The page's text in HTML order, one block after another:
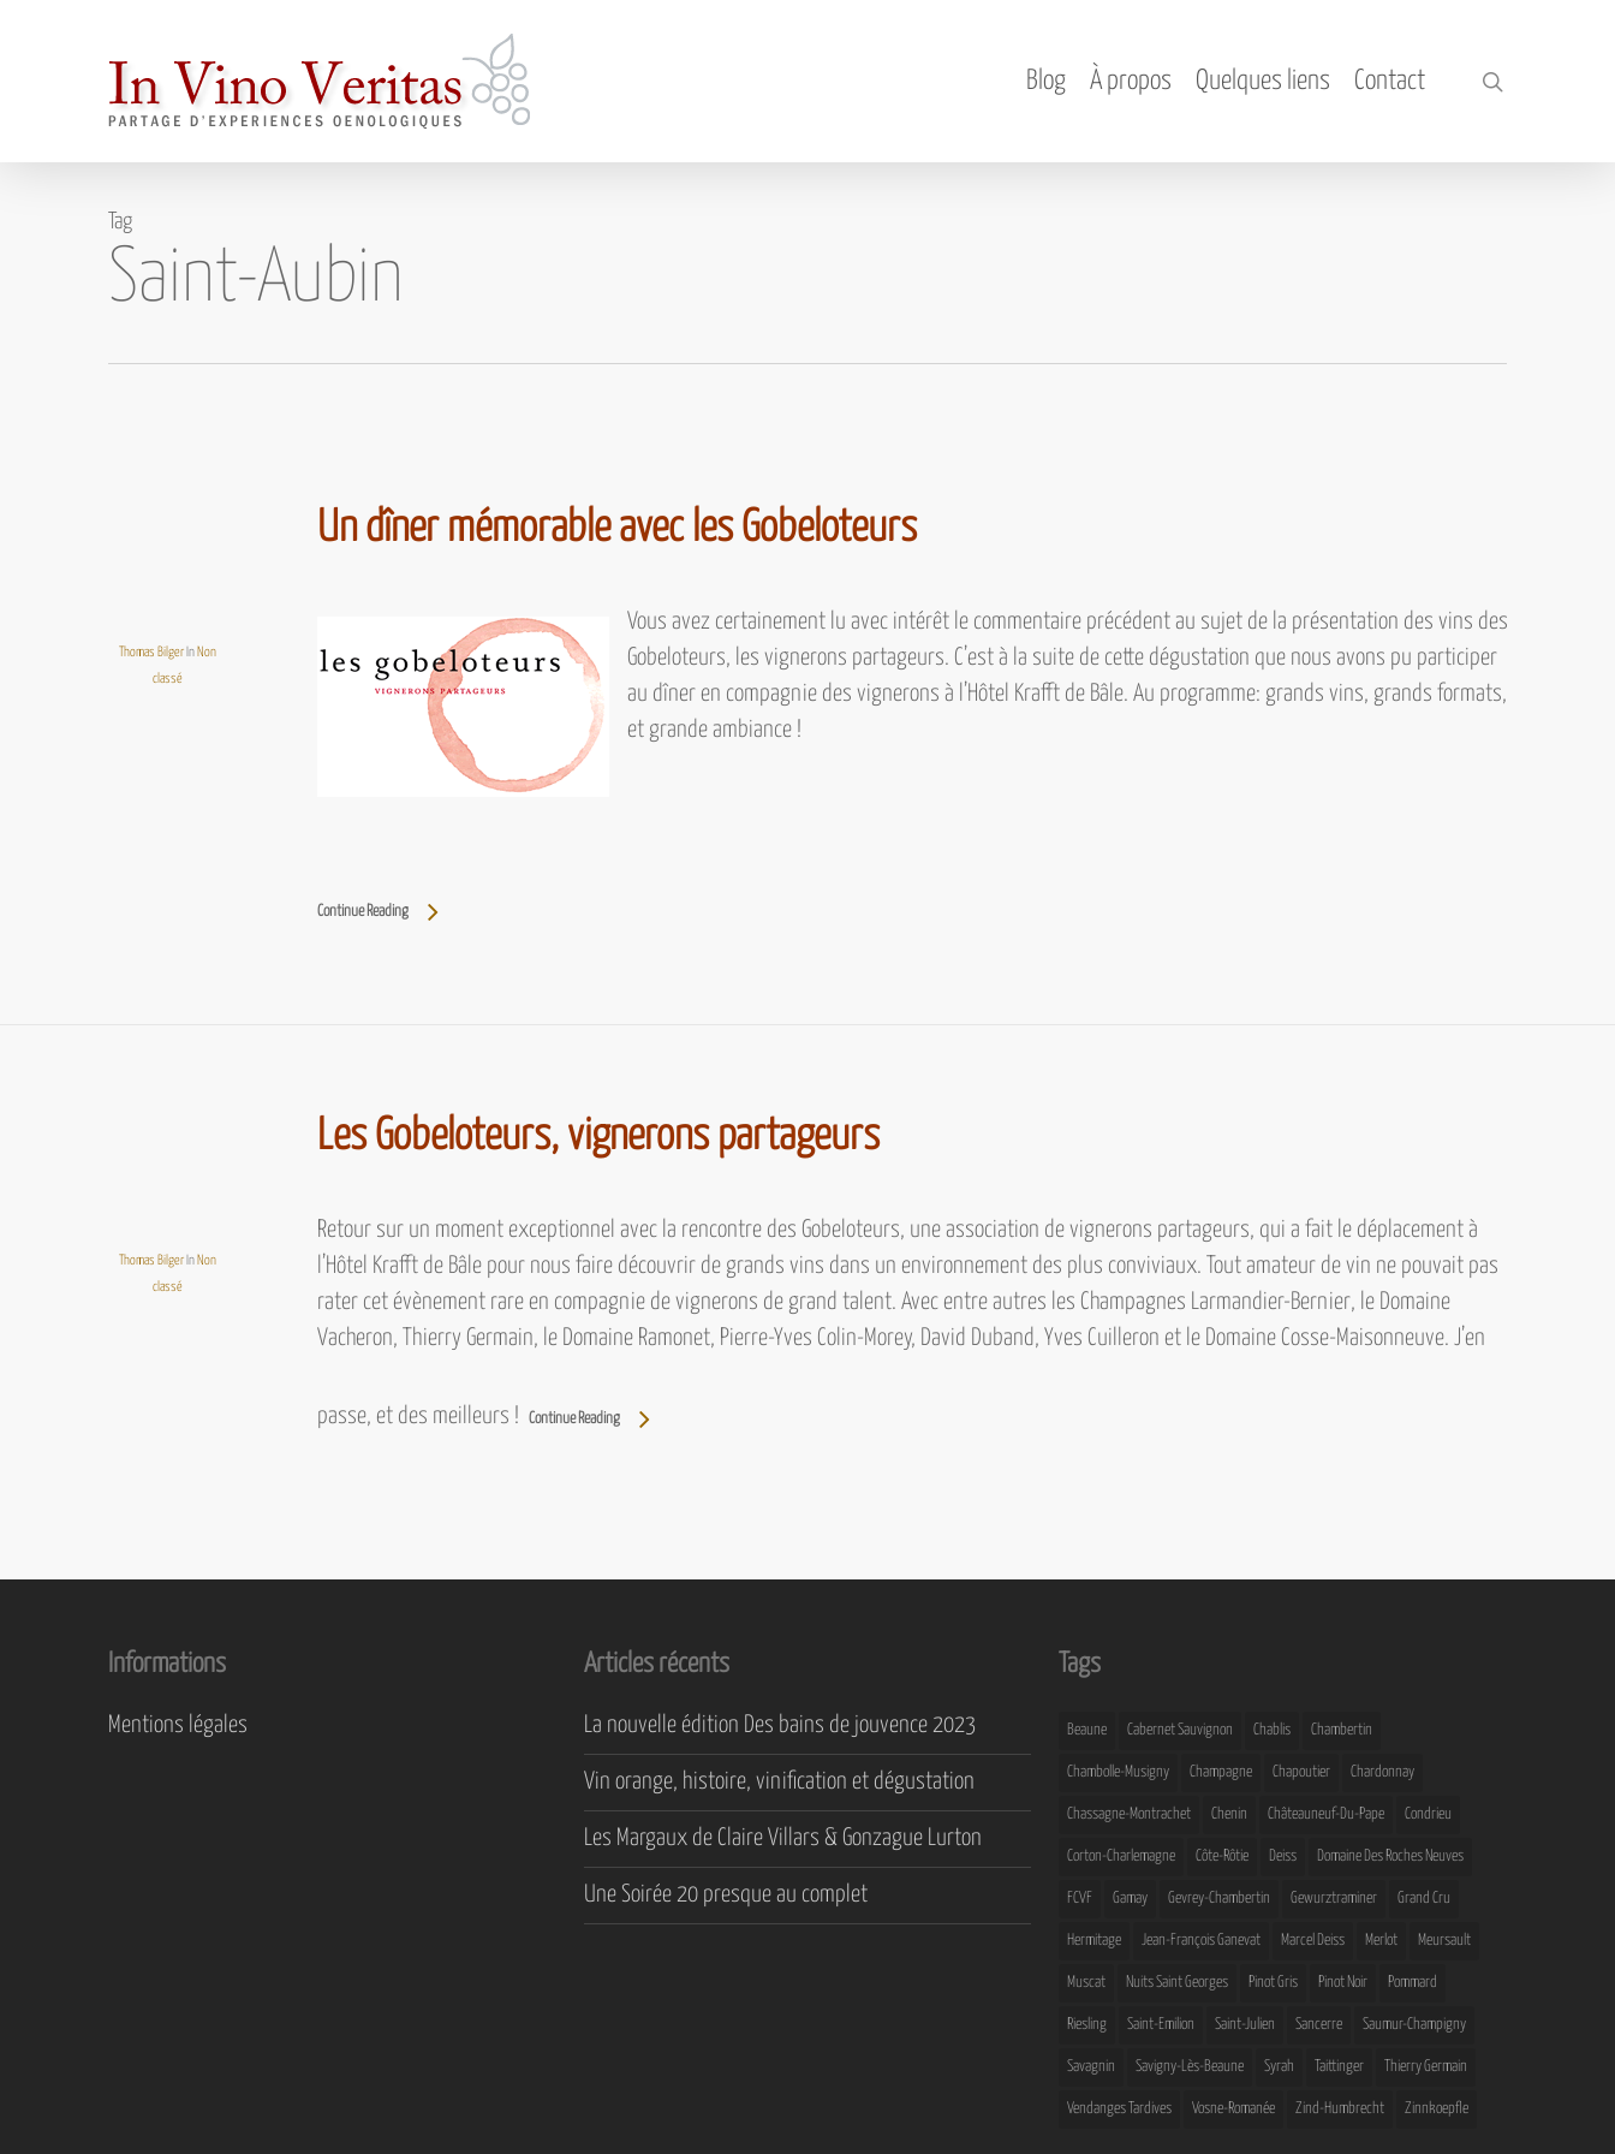
Blog À propos Quelques liens Contact
Tag
Saint-Aubin
Thomas Bilger In Non
classé
Un dîner mémorable avec les Gobeloteurs
Vous avez certainement lu avec intérêt le commentaire précédent au sujet de la présentation des vins des
Gobeloteurs, les vignerons partageurs. C’est à la suite de cette dégustation que nous avons pu participer
au dîner en compagnie des vignerons à l’Hôtel Krafft de Bâle. Au programme: grands vins, grands formats,
et grande ambiance !
Continue Reading
Thomas Bilger In Non
classé
Les Gobeloteurs, vignerons partageurs
Retour sur un moment exceptionnel avec la rencontre des Gobeloteurs, une association de vignerons partageurs, qui a fait le déplacement à
l’Hôtel Krafft de Bâle pour nous faire découvrir de grands vins dans un environnement des plus conviviaux. Tout amateur de vin ne pouvait pas
rater cet évènement rare en compagnie de vignerons de grand talent. Avec entre autres les Champagnes Larmandier-Bernier, le Domaine
Vacheron, Thierry Germain, le Domaine Ramonet, Pierre-Yves Colin-Morey, David Duband, Yves Cuilleron et le Domaine Cosse-Maisonneuve. J’en
passe, et des meilleurs ! Continue Reading
Informations
Mentions légales
Articles récents
La nouvelle édition Des bains de jouvence 2023
Vin orange, histoire, vinification et dégustation
Les Margaux de Claire Villars & Gonzague Lurton
Une Soirée 20 presque au complet
Tags
Beaune Cabernet Sauvignon Chablis Chambertin
Chambolle-Musigny Champagne Chapoutier Chardonnay
Chassagne-Montrachet Chenin Châteauneuf-Du-Pape Condrieu
Corton-Charlemagne Côte-Rôtie Deiss Domaine Des Roches Neuves
FCVF Gamay Gevrey-Chambertin Gewurztraminer Grand Cru
Hermitage Jean-François Ganevat Marcel Deiss Merlot Meursault
Muscat Nuits Saint Georges Pinot Gris Pinot Noir Pommard
Riesling Saint-Emilion Saint-Julien Sancerre Saumur-Champigny
Savagnin Savigny-Lès-Beaune Syrah Taittinger Thierry Germain
Vendanges Tardives Vosne-Romanée Zind-Humbrecht Zinnkoepfle